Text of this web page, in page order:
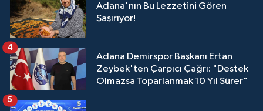
Adana'nın Bu Lezzetini Gören
Şaşırıyor!
Adana Demirspor Başkanı Ertan
Zeybek'ten Çarpıcı Çağrı: "Destek
Olmazsa Toparlanmak 10 Yıl Sürer"
4
5